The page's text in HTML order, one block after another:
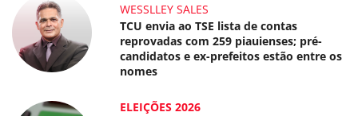
WESSLLEY SALES
TCU envia ao TSE lista de contas
reprovadas com 259 piauienses; pré-
candidatos e ex-prefeitos estão entre os
nomes
ELEIÇÕES 2026